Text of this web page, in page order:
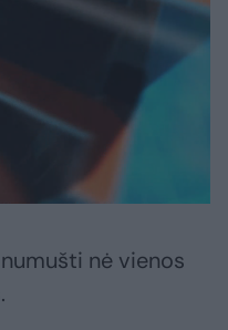
nė vienos